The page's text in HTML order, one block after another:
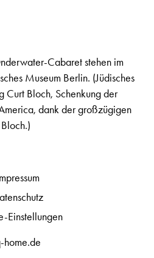
Cabaret stehen im
Museum Berlin. (Jüdisches
Curt Bloch, Schenkung der
dank der großzügigen
home.de
Einstellungen